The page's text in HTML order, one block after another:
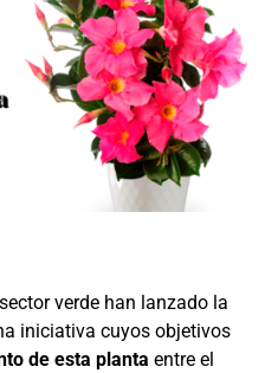
verde han lanzado la
iniciativa cuyos objetivos
de esta planta entre el